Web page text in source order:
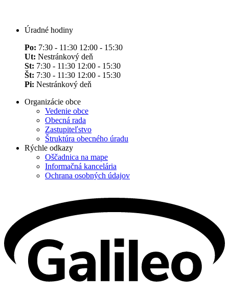
Úradné hodiny
Po: 7:30 - 11:30 12:00 - 15:30
Ut: Nestránkový deň
St: 7:30 - 11:30 12:00 - 15:30
Št: 7:30 - 11:30 12:00 - 15:30
Pi: Nestránkový deň
Organizácie obce
Vedenie obce
Obecná rada
Zastupiteľstvo
Štruktúra obecného úradu
Rýchle odkazy
Oščadnica na mape
Informačná kancelária
Ochrana osobných údajov